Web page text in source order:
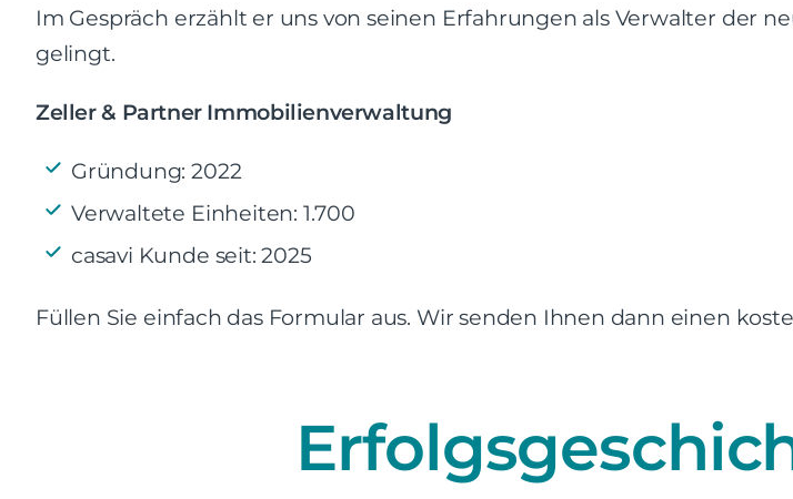
Im Gespräch erzählt er uns von seinen Erfahrungen als Verwalter der
gelingt.
Zeller & Partner Immobilienverwaltung
Gründung: 2022
Verwaltete Einheiten: 1.700
casavi Kunde seit: 2025
Füllen Sie einfach das Formular aus. Wir senden Ihnen dann einen